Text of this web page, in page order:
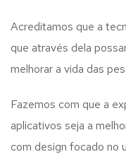
Acreditamos que a
que através dela
melhorar a vida das
Fazemos com que a
aplicativos seja a
com design focado no